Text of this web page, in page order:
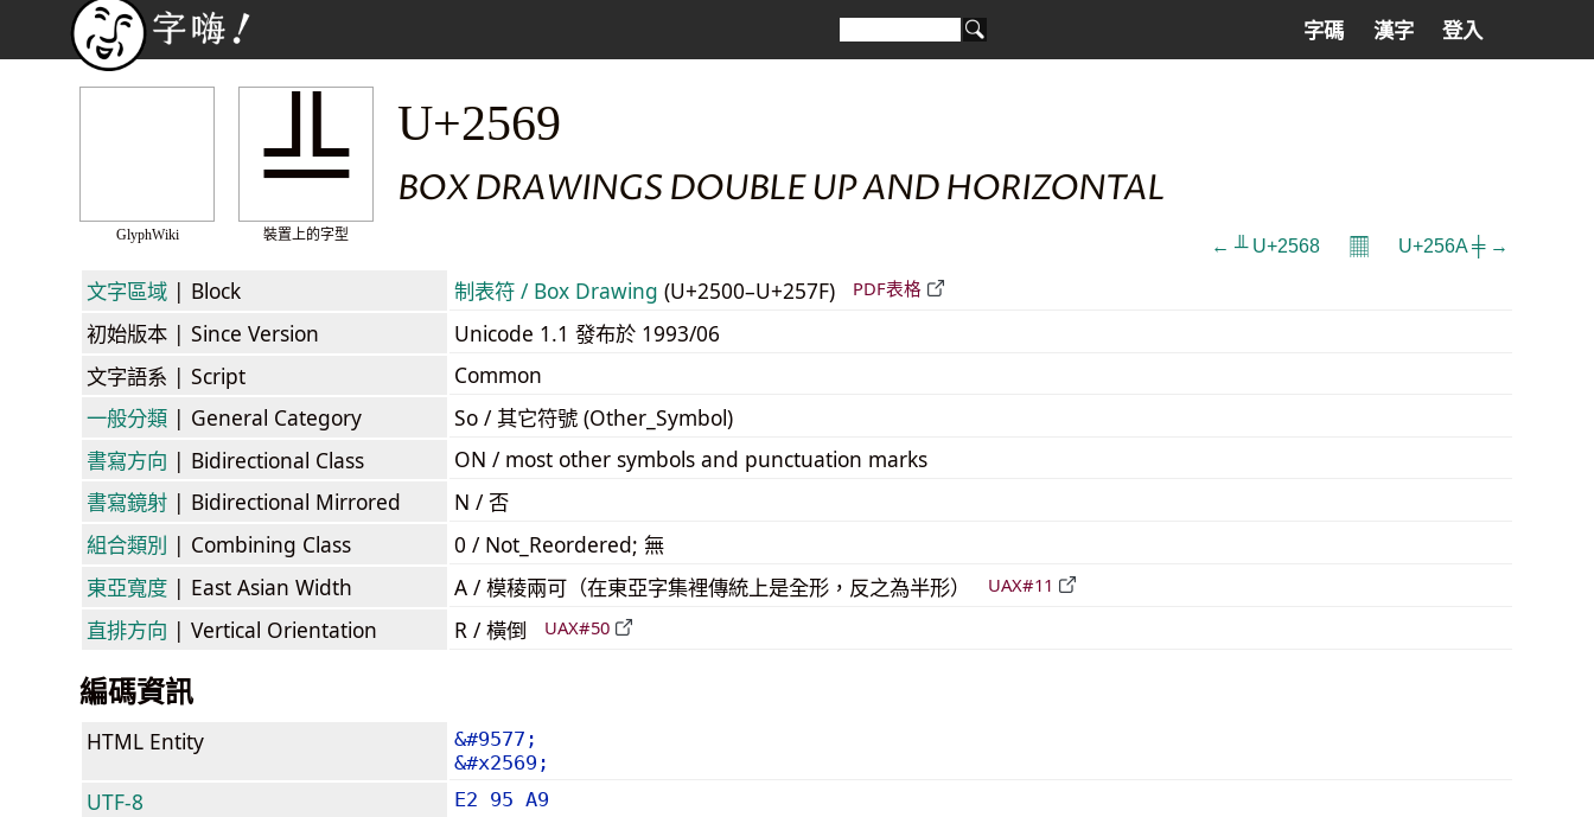
字碼 漢字 登入
GlyphWiki
╩
裝置上的字型
U+2569
BOX DRAWINGS DOUBLE UP AND HORIZONTAL
← ╨ U+2568 𝄜 U+256A ╪ →
文字區域 | Block 制表符 / Box Drawing (U+2500–U+257F) PDF表格
初始版本 | Since Version
Unicode 1.1 發布於 1993/06
文字語系 | Script
Common
一般分類 | General Category
So / 其它符號 (Other_Symbol)
書寫方向 | Bidirectional Class
ON / most other symbols and punctuation marks
書寫鏡射 | Bidirectional Mirrored
N / 否
組合類別 | Combining Class
0 / Not_Reordered; 無
東亞寬度 | East Asian Width A / 模稜兩可（在東亞字集裡傳統上是全形，反之為半形） UAX#11
直排方向 | Vertical Orientation R / 橫倒 UAX#50
編碼資訊
HTML Entity
&#9577;
&#x2569;
UTF-8 E2 95 A9